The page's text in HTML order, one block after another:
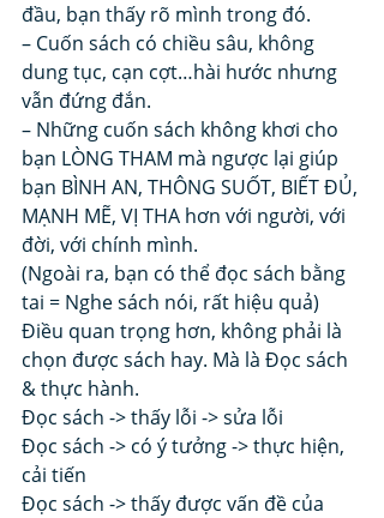
đầu, bạn thấy rõ mình trong đó.
– Cuốn sách có chiều sâu, không
dung tục, cạn cợt…hài hước nhưng
vẫn đứng đắn.
– Những cuốn sách không khơi cho
bạn LÒNG THAM mà ngược lại giúp
bạn BÌNH AN, THÔNG SUỐT, BIẾT ĐỦ,
MẠNH MẼ, VỊ THA hơn với người, với
đời, với chính mình.
(Ngoài ra, bạn có thể đọc sách bằng
tai = Nghe sách nói, rất hiệu quả)
Điều quan trọng hơn, không phải là
chọn được sách hay. Mà là Đọc sách
& thực hành.
Đọc sách -> thấy lỗi -> sửa lỗi
Đọc sách -> có ý tưởng -> thực hiện,
cải tiến
Đọc sách -> thấy được vấn đề của